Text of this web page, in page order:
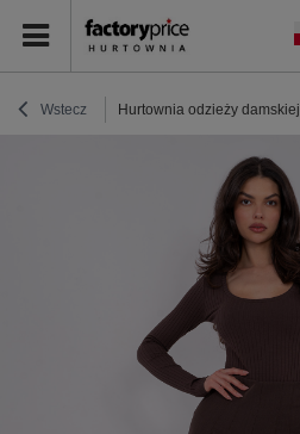
Wstecz Hurtownia odzieży damskiej